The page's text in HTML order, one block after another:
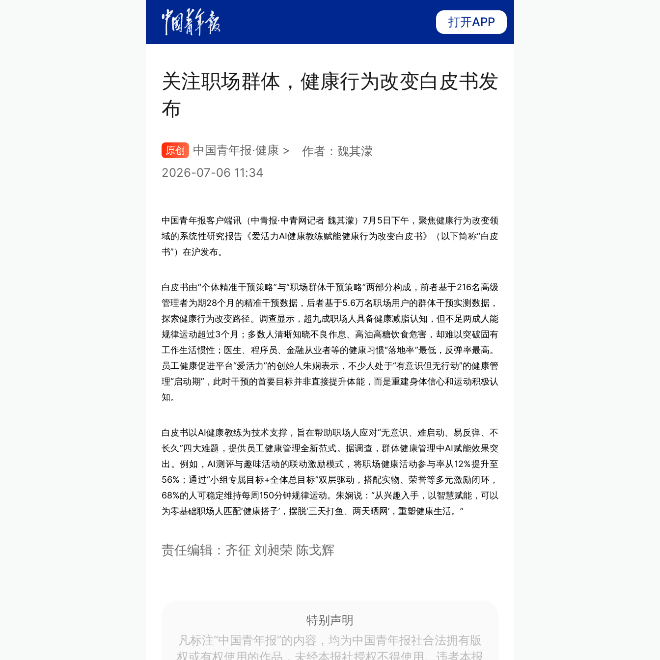
打开APP
关注职场群体，健康行为改变白皮书发
布
原创 中国青年报·健康 >
作者：魏其濛
2026-07-06 11:34
中国青年报客户端讯（中青报·中青网记者 魏其濛）7月5日下午，聚焦健康行为改变领
域的系统性研究报告《爱活力AI健康教练赋能健康行为改变白皮书》（以下简称“白皮
书”）在沪发布。
白皮书由“个体精准干预策略”与“职场群体干预策略”两部分构成，前者基于216名高级
管理者为期28个月的精准干预数据，后者基于5.6万名职场用户的群体干预实测数据，
探索健康行为改变路径。调查显示，超九成职场人具备健康减脂认知，但不足两成人能
规律运动超过3个月；多数人清晰知晓不良作息、高油高糖饮食危害，却难以突破固有
工作生活惯性；医生、程序员、金融从业者等的健康习惯“落地率”最低，反弹率最高。
员工健康促进平台“爱活力”的创始人朱娴表示，不少人处于“有意识但无行动”的健康管
理“启动期”，此时干预的首要目标并非直接提升体能，而是重建身体信心和运动积极认
知。
白皮书以AI健康教练为技术支撑，旨在帮助职场人应对“无意识、难启动、易反弹、不
长久”四大难题，提供员工健康管理全新范式。据调查，群体健康管理中AI赋能效果突
出。例如，AI测评与趣味活动的联动激励模式，将职场健康活动参与率从12%提升至
56%；通过“小组专属目标+全体总目标”双层驱动，搭配实物、荣誉等多元激励闭环，
68%的人可稳定维持每周150分钟规律运动。朱娴说：“从兴趣入手，以智慧赋能，可以
为零基础职场人匹配‘健康搭子’，摆脱‘三天打鱼、两天晒网’，重塑健康生活。”
责任编辑：齐征 刘昶荣 陈戈辉
特别声明
凡标注“中国青年报”的内容，均为中国青年报社合法拥有版
权或有权使用的作品，未经本报社授权不得使用。违者本报